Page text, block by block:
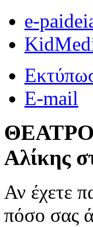
e-
E-mail
ΘΕΑΤΡΟ
Αλίκης
Αν έχετε
πόσο σας